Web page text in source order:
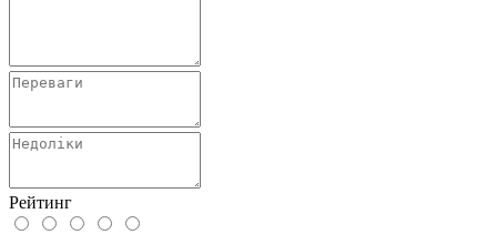
Рейтинг